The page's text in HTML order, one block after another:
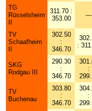
TG
Rüsselsheim
311.70 :
353.00
---
TV
Schaafheim
302.50
:
346.70
:
SKG
Rodgau III
290.30
:
346.70
:
TV
Buchenau
303.80
:
346.70
: